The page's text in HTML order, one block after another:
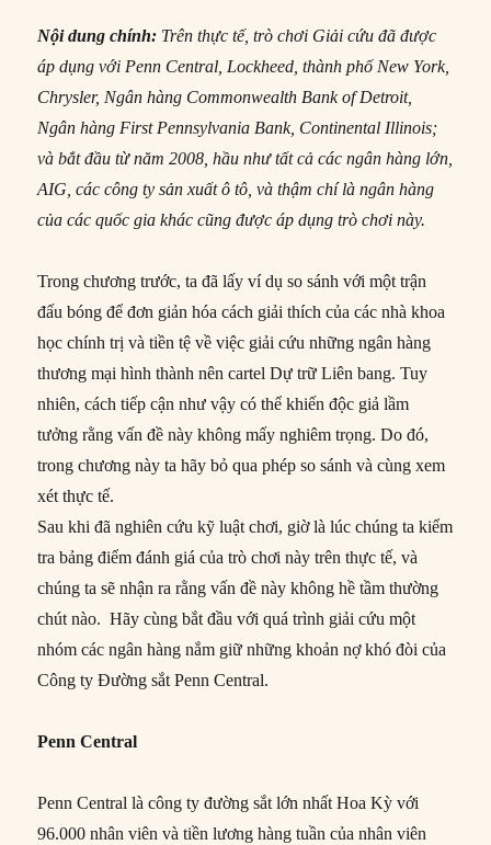
Nội dung chính: Trên thực tế, trò chơi Giải cứu đã được
áp dụng với Penn Central, Lockheed, thành phố New York,
Chrysler, Ngân hàng Commonwealth Bank of Detroit,
Ngân hàng First Pennsylvania Bank, Continental Illinois;
và bắt đầu từ năm 2008, hầu như tất cả các ngân hàng lớn,
AIG, các công ty sản xuất ô tô, và thậm chí là ngân hàng
của các quốc gia khác cũng được áp dụng trò chơi này.
Trong chương trước, ta đã lấy ví dụ so sánh với một trận
đấu bóng để đơn giản hóa cách giải thích của các nhà khoa
học chính trị và tiền tệ về việc giải cứu những ngân hàng
thương mại hình thành nên cartel Dự trữ Liên bang. Tuy
nhiên, cách tiếp cận như vậy có thể khiến độc giả lầm
tưởng rằng vấn đề này không mấy nghiêm trọng. Do đó,
trong chương này ta hãy bỏ qua phép so sánh và cùng xem
xét thực tế.
Sau khi đã nghiên cứu kỹ luật chơi, giờ là lúc chúng ta kiểm
tra bảng điểm đánh giá của trò chơi này trên thực tế, và
chúng ta sẽ nhận ra rằng vấn đề này không hề tầm thường
chút nào. Hãy cùng bắt đầu với quá trình giải cứu một
nhóm các ngân hàng nắm giữ những khoản nợ khó đòi của
Công ty Đường sắt Penn Central.
Penn Central
Penn Central là công ty đường sắt lớn nhất Hoa Kỳ với
96.000 nhân viên và tiền lương hàng tuần của nhân viên